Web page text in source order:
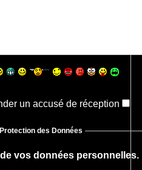
un accusé de réception
des Données
vos données personnelles.